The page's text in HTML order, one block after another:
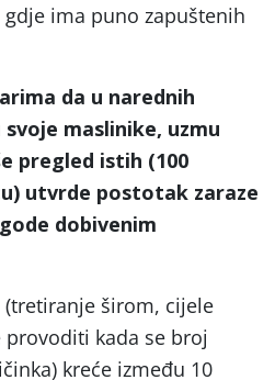
ima puno zapuštenih
da u narednih
maslinike, uzmu
pregled istih (100
utvrde postotak zaraze
dobivenim
(tretiranje širom, cijele
kada se broj
kreće između 10